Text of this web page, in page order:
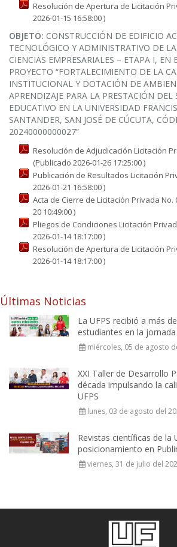
Resolución de Apertura de Licitación
2026-01-15 16:58:00 )
OBJETO: CONSTRUCCIÓN DE EDIFICIO
TECNOLÓGICO Y ADMINISTRATIVO DE
CIENCIAS EMPRESARIALES – ETAPA I, EN
PROYECTO “FORTALECIMIENTO DE LA
INSTITUCIONAL Y DOTACIÓN DE
APRENDIZAJE PARA LA PRESTACIÓN DEL
EDUCATIVO EN LA UNIVERSIDAD
SANTANDER, SAN JOSÉ DE CÚCUTA,
20240000000027”
Resolución de Adjudicación Licitación
(Publicado 2026-01-26 17:25:00 )
Publicación de Resultados Licitación
2026-01-21 16:58:00 )
Acta de Cierre de Licitación Privada No.
20 10:49:00 )
Pliegos de Condiciones Licitación
2026-01-14 18:17:00 )
Resolución de Apertura de Licitación
2026-01-14 18:17:00 )
Últimas Noticias
La UFPS recibió a más
estudiantes en la
miércoles, 05 de agosto
XXI Taller de Desarrollo
década impulsando la
UFPS
lunes, 03 de agosto del
Revistas científicas de la
posicionamiento en
viernes, 31 de julio del